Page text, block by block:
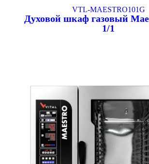
VTL-MAESTRO101G
Духовой шкаф газовый
1/1